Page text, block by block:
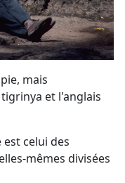
mais
et l'anglais
celui des
mêmes divisées